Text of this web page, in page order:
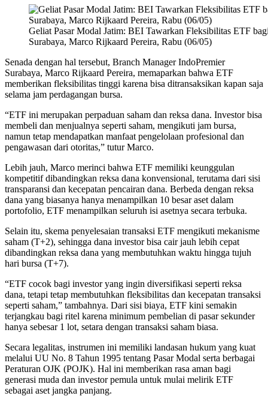
Geliat Pasar Modal Jatim: BEI Tawarkan Fleksibilitas ETF
Surabaya, Marco Rijkaard Pereira, Rabu (06/05)
Senada dengan hal tersebut, Branch Manager IndoPremier
Surabaya, Marco Rijkaard Pereira, memaparkan bahwa ETF
memberikan fleksibilitas tinggi karena bisa ditransaksikan kapan saja
selama jam perdagangan bursa.
“ETF ini merupakan perpaduan saham dan reksa dana. Investor bisa
membeli dan menjualnya seperti saham, mengikuti jam bursa,
namun tetap mendapatkan manfaat pengelolaan profesional dan
pengawasan dari otoritas,” tutur Marco.
Lebih jauh, Marco merinci bahwa ETF memiliki keunggulan
kompetitif dibandingkan reksa dana konvensional, terutama dari sisi
transparansi dan kecepatan pencairan dana. Berbeda dengan reksa
dana yang biasanya hanya menampilkan 10 besar aset dalam
portofolio, ETF menampilkan seluruh isi asetnya secara terbuka.
Selain itu, skema penyelesaian transaksi ETF mengikuti mekanisme
saham (T+2), sehingga dana investor bisa cair jauh lebih cepat
dibandingkan reksa dana yang membutuhkan waktu hingga tujuh
hari bursa (T+7).
“ETF cocok bagi investor yang ingin diversifikasi seperti reksa
dana, tetapi tetap membutuhkan fleksibilitas dan kecepatan transaksi
seperti saham,” tambahnya. Dari sisi biaya, ETF kini semakin
terjangkau bagi ritel karena minimum pembelian di pasar sekunder
hanya sebesar 1 lot, setara dengan transaksi saham biasa.
Secara legalitas, instrumen ini memiliki landasan hukum yang kuat
melalui UU No. 8 Tahun 1995 tentang Pasar Modal serta berbagai
Peraturan OJK (POJK). Hal ini memberikan rasa aman bagi
generasi muda dan investor pemula untuk mulai melirik ETF
sebagai aset jangka panjang.